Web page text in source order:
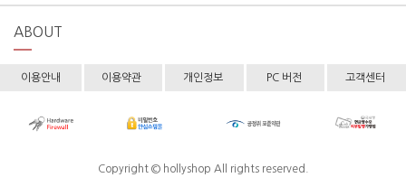
ABOUT
이용안내 이용약관 개인정보 PC 버전 고객센터
Copyright © hollyshop All rights reserved.